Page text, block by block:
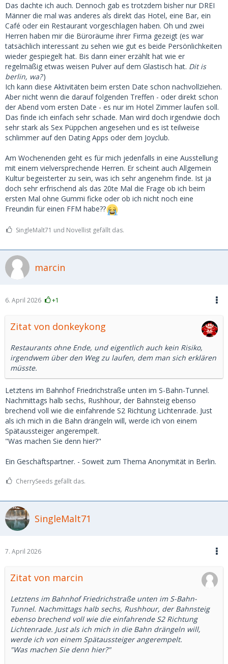
Das dachte ich auch. Dennoch gab es trotzdem bisher nur DREI
Männer die mal was anderes als direkt das Hotel, eine Bar, ein
Café oder ein Restaurant vorgeschlagen haben. Oh und zwei
Herren haben mir die Büroräume ihrer Firma gezeigt (es war
tatsächlich interessant zu sehen wie gut es beide Persönlichkeiten
wieder gespiegelt hat. Bis dann einer erzählt hat wie er
regelmäßig etwas weisen Pulver auf dem Glastisch hat. Dit is
berlin, wa?)
Ich kann diese Aktivitäten beim ersten Date schon nachvollziehen.
Aber nicht wenn die darauf folgenden Treffen - oder direkt schon
der Abend vom ersten Date - es nur im Hotel Zimmer laufen soll.
Das finde ich einfach sehr schade. Man wird doch irgendwie doch
sehr stark als Sex Püppchen angesehen und es ist teilweise
schlimmer auf den Dating Apps oder dem Joyclub.
Am Wochenenden geht es für mich jedenfalls in eine Ausstellung
mit einem vielversprechende Herren. Er scheint auch Allgemein
Kultur begeisterter zu sein, was ich sehr angenehm finde. Ist ja
doch sehr erfrischend als das 20te Mal die Frage ob ich beim
ersten Mal ohne Gummi ficke oder ob ich nicht noch eine
Freundin für einen FFM habe??
SingleMalt71 und Novellist gefällt das.
marcin
6. April 2026 +1
Zitat von donkeykong
Restaurants ohne Ende, und eigentlich auch kein Risiko,
irgendwem über den Weg zu laufen, dem man sich erklären
müsste.
Letztens im Bahnhof Friedrichstraße unten im S-Bahn-Tunnel.
Nachmittags halb sechs, Rushhour, der Bahnsteig ebenso
brechend voll wie die einfahrende S2 Richtung Lichtenrade. Just
als ich mich in die Bahn drängeln will, werde ich von einem
Spätaussteiger angerempelt.
"Was machen Sie denn hier?"
Ein Geschäftspartner. - Soweit zum Thema Anonymität in Berlin.
CherrySeeds gefällt das.
SingleMalt71
7. April 2026
Zitat von marcin
Letztens im Bahnhof Friedrichstraße unten im S-Bahn-
Tunnel. Nachmittags halb sechs, Rushhour, der Bahnsteig
ebenso brechend voll wie die einfahrende S2 Richtung
Lichtenrade. Just als ich mich in die Bahn drängeln will,
werde ich von einem Spätaussteiger angerempelt.
"Was machen Sie denn hier?"